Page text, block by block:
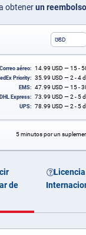
obtenerun
USD
Correo aéreo: 14.99 USD — 15 -
Priority: 35.99 USD — 2 - 4
EMS: 47.99 USD — 15 -
DHL Express: 73.99 USD — 2 - 5
UPS: 78.99 USD — 2 - 5
5 minutos por un
de